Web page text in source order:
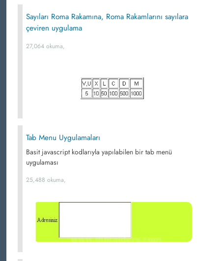
Sayıları Roma Rakamına, Roma Rakamlarını sayılara
çeviren uygulama
27,064 okuma,
Tab Menu Uygulamaları
Basit javascript kodlarıyla yapılabilen bir tab menü
uygulaması
25,488 okuma,